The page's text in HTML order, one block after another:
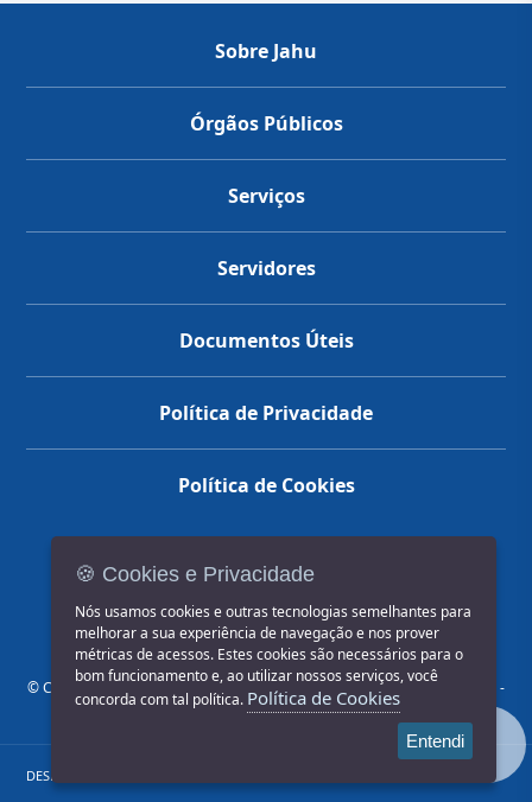
Sobre Jahu
Órgãos Públicos
Serviços
Servidores
Documentos Úteis
Política de Privacidade
Política de Cookies
© COPYRIGHT 2026, Prefeitura Municipal de Jahu | Rua Paissandu, 444 -
Centro CEP: 17201-900
DESENVOLVIDO POR
🍪 Cookies e Privacidade
Nós usamos cookies e outras tecnologias semelhantes para
melhorar a sua experiência de navegação e nos prover
métricas de acessos. Estes cookies são necessários para o
bom funcionamento e, ao utilizar nossos serviços, você
concorda com tal política. Política de Cookies
Entendi